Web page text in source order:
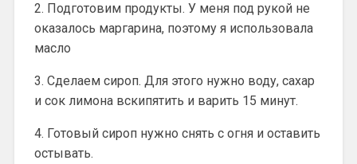
2. Подготовим продукты. У меня под рукой не
оказалось маргарина, поэтому я использовала
масло
3. Сделаем сироп. Для этого нужно воду, сахар
и сок лимона вскипятить и варить 15 минут.
4. Готовый сироп нужно снять с огня и оставить
остывать.